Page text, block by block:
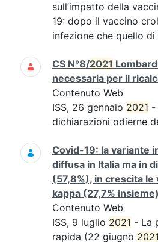
sull’impatto della
19: dopo il vaccino
infezione che quello
CS N°8/2021
necessaria per il
Contenuto Web
ISS, 26 gennaio 2021 -
dichiarazioni odierne
Covid-19: la variante
diffusa in Italia ma in
(57,8%), in crescita le
kappa (27,7% insieme)
Contenuto Web
ISS, 9 luglio 2021 - La
rapida (22 giugno 2021